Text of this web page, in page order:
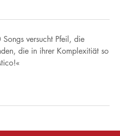
versucht Pfeil, die
die in ihrer Komplexitiät so